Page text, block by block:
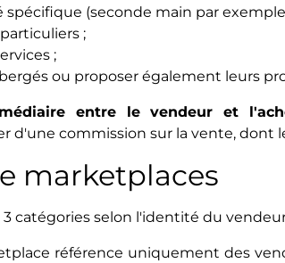
(seconde main par
;
;
ou proposer également leurs
entre le vendeur et
d'une commission sur la vente,
marketplaces
catégories selon l'identité du
référence uniquement des